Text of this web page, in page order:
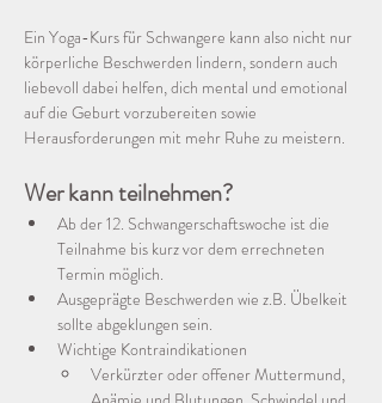
Ein Yoga-Kurs für Schwangere kann also nicht nur
körperliche Beschwerden lindern, sondern auch
liebevoll dabei helfen, dich mental und emotional
auf die Geburt vorzubereiten sowie
Herausforderungen mit mehr Ruhe zu meistern.
Wer kann teilnehmen?
Ab der 12. Schwangerschaftswoche ist die
Teilnahme bis kurz vor dem errechneten
Termin möglich.
Ausgeprägte Beschwerden wie z.B. Übelkeit
sollte abgeklungen sein.
Wichtige Kontraindikationen
Verkürzter oder offener Muttermund,